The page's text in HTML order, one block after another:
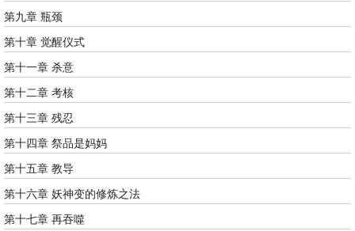
第九章 瓶颈
第十章 觉醒仪式
第十一章 杀意
第十二章 考核
第十三章 残忍
第十四章 祭品是妈妈
第十五章 教导
第十六章 妖神变的修炼之法
第十七章 再吞噬